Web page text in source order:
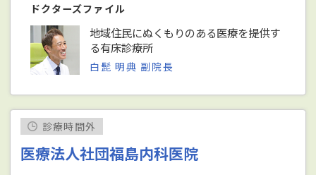
ドクターズファイル
地域住民にぬくもりのある医療を提供す
る有床診療所
白髭 明典 副院長
診療時間外
医療法人社団福島内科医院